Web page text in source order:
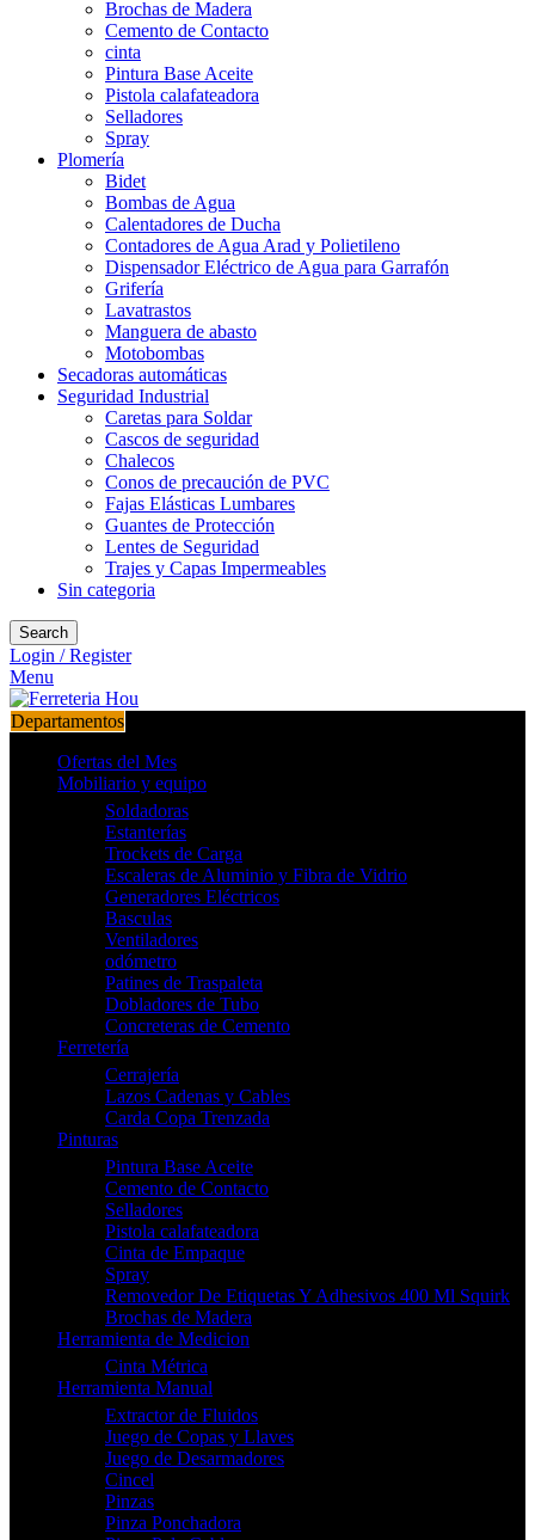
Brochas de Madera
Cemento de Contacto
cinta
Pintura Base Aceite
Pistola calafateadora
Selladores
Spray
Plomería
Bidet
Bombas de Agua
Calentadores de Ducha
Contadores de Agua Arad y Polietileno
Dispensador Eléctrico de Agua para Garrafón
Grifería
Lavatrastos
Manguera de abasto
Motobombas
Secadoras automáticas
Seguridad Industrial
Caretas para Soldar
Cascos de seguridad
Chalecos
Conos de precaución de PVC
Fajas Elásticas Lumbares
Guantes de Protección
Lentes de Seguridad
Trajes y Capas Impermeables
Sin categoria
Search
Login / Register
Menu
Departamentos
Ofertas del Mes
Mobiliario y equipo
Soldadoras
Estanterías
Trockets de Carga
Escaleras de Aluminio y Fibra de Vidrio
Generadores Eléctricos
Basculas
Ventiladores
odómetro
Patines de Traspaleta
Dobladores de Tubo
Concreteras de Cemento
Ferretería
Cerrajería
Lazos Cadenas y Cables
Carda Copa Trenzada
Pinturas
Pintura Base Aceite
Cemento de Contacto
Selladores
Pistola calafateadora
Cinta de Empaque
Spray
Removedor De Etiquetas Y Adhesivos 400 Ml Squirk
Brochas de Madera
Herramienta de Medicion
Cinta Métrica
Herramienta Manual
Extractor de Fluidos
Juego de Copas y Llaves
Juego de Desarmadores
Cincel
Pinzas
Pinza Ponchadora